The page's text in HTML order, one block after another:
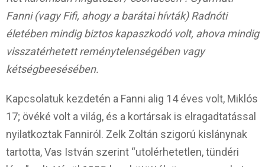
Fanni (vagy Fifi, ahogy a barátai hívták) Radnóti
életében mindig biztos kapaszkodó volt, ahova mindig
visszatérhetett reménytelenségében vagy
kétségbeesésében.
Kapcsolatuk kezdetén a Fanni alig 14 éves volt, Miklós
17; övéké volt a világ, és a kortársak is elragadtatással
nyilatkoztak Fanniról. Zelk Zoltán szigorú kislánynak
tartotta, Vas István szerint “utolérhetetlen, tündéri